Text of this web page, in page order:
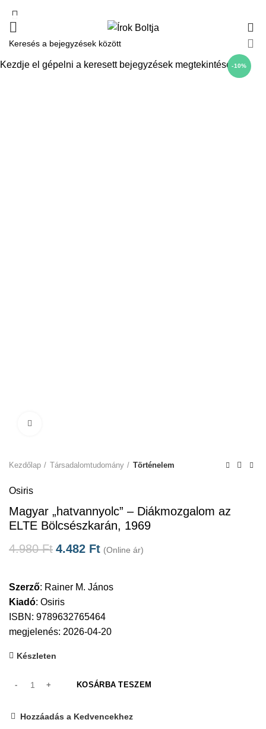
-10%
Kezdőlap Társadalomtudomány Történelem
Osiris
Magyar „hatvannyolc” – Diákmozgalom az
ELTE Bölcsészkarán, 1969
4.980Ft 4.482 Ft (Online ár)
Szerző: Rainer M. János
Kiadó: Osiris
ISBN: 9789632765464
megjelenés: 2026-04-20
Készleten
KOSÁRBA TESZEM
Hozzáadás a Kedvencekhez
Kezdje el gépelni a keresett bejegyzések megtekintéséhez.